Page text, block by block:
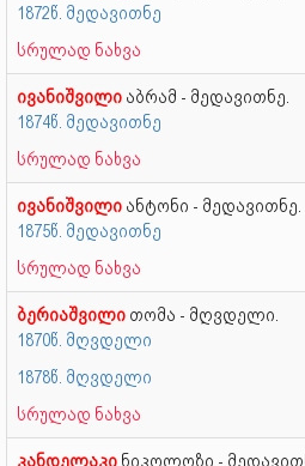
1872წ. მედავითნე
სრულად ნახვა
ივანიშვილი აბრამ - მედავითნე.
1874წ. მედავითნე
სრულად ნახვა
ივანიშვილი ანტონი - მედავითნე.
1875წ. მედავითნე
სრულად ნახვა
ბერიაშვილი თომა - მღვდელი.
1870წ. მღვდელი
1878წ. მღვდელი
სრულად ნახვა
კანდელაკი ნიკოლოზი -